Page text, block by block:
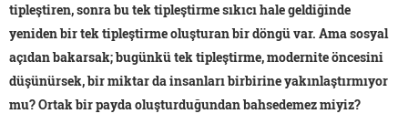
tipleştiren, sonra bu tek tipleştirme sıkıcı hale geldiğinde
yeniden bir tek tipleştirme oluşturan bir döngü var. Ama sosyal
açıdan bakarsak; bugünkü tek tipleştirme, modernite öncesini
düşünürsek, bir miktar da insanları birbirine yakınlaştırmıyor
mu? Ortak bir payda oluşturduğundan bahsedemez miyiz?